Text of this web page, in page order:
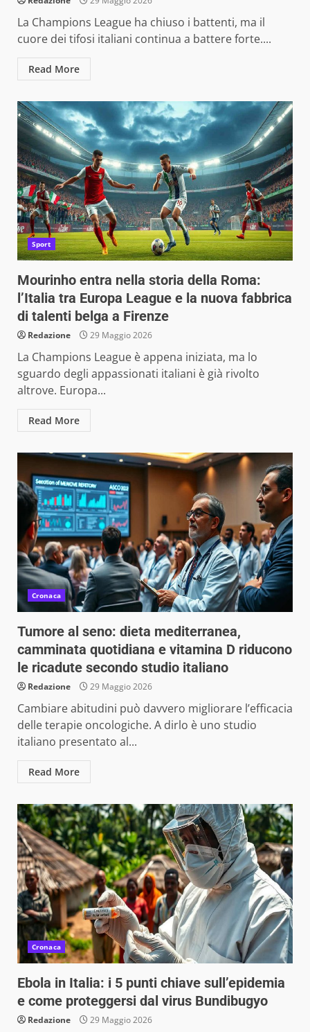
La Champions League ha chiuso i battenti, ma il
cuore dei tifosi italiani continua a battere forte....
Read More
Sport
Mourinho entra nella storia della Roma:
l’Italia tra Europa League e la nuova fabbrica
di talenti belga a Firenze
Redazione 29 Maggio 2026
La Champions League è appena iniziata, ma lo
sguardo degli appassionati italiani è già rivolto
altrove. Europa...
Read More
Cronaca
Tumore al seno: dieta mediterranea,
camminata quotidiana e vitamina D riducono
le ricadute secondo studio italiano
Redazione 29 Maggio 2026
Cambiare abitudini può davvero migliorare l’efficacia
delle terapie oncologiche. A dirlo è uno studio
italiano presentato al...
Read More
Cronaca
Ebola in Italia: i 5 punti chiave sull’epidemia
e come proteggersi dal virus Bundibugyo
Redazione 29 Maggio 2026